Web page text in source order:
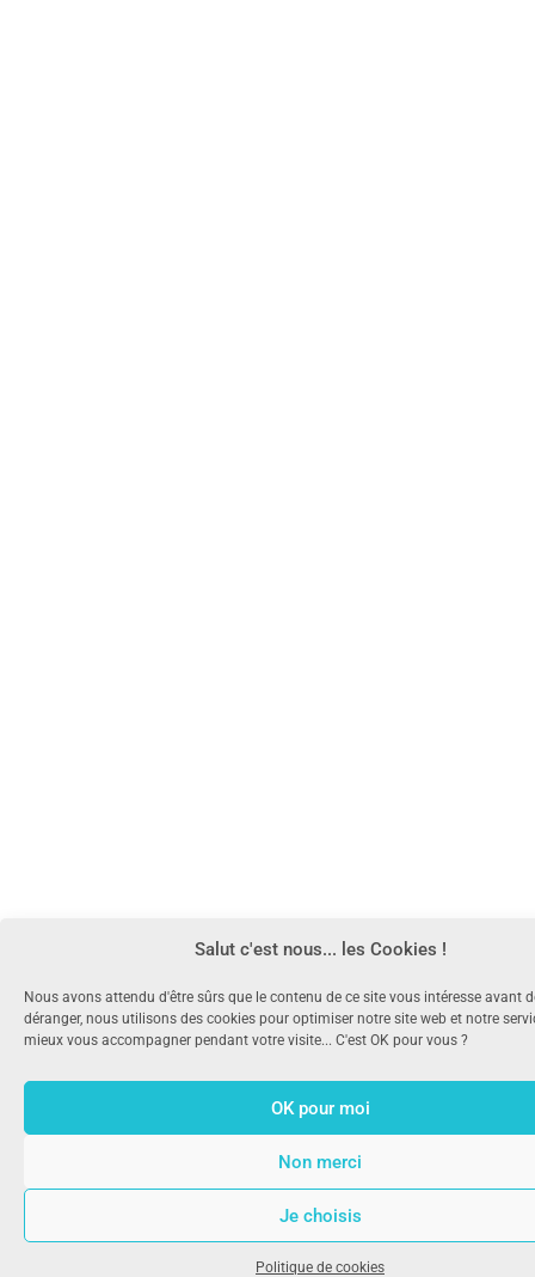
Salut c'est nous... les Cookies !
Nous avons attendu d'être sûrs que le contenu de ce site vous intéresse avant
déranger, nous utilisons des cookies pour optimiser notre site web et notre
mieux vous accompagner pendant votre visite... C'est OK pour vous ?
OK pour moi
Non merci
Je choisis
Politique de cookies